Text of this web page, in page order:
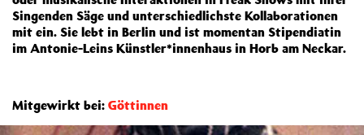
Singenden Säge und unterschiedlichste Kollaborationen
mit ein. Sie lebt in Berlin und ist momentan Stipendiatin
im Antonie-Leins Künstler*innenhaus in Horb am Neckar.
Mitgewirkt bei: Göttinnen